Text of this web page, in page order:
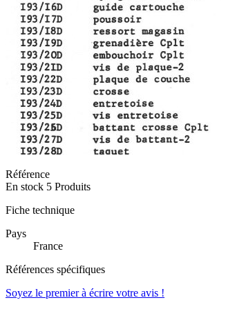
Référence
En stock 5 Produits
Fiche technique
Pays
France
Références spécifiques
Soyez le premier à écrire votre avis !